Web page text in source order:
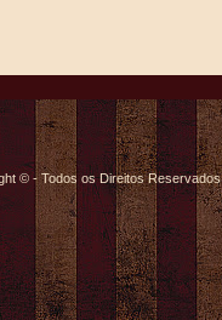
© - Todos os Direitos Reservados